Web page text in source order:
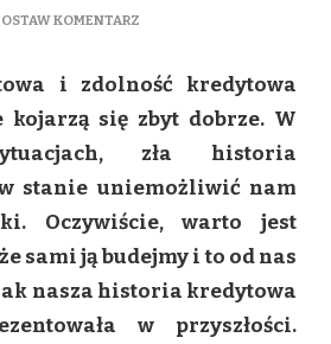
KOMENTARZDO
WZIĄĆ
POŻYCZKĘ,
JEŚLI
MAMY
HISTORIĘ
KREDYTOWĄ?
i zdolność kredytowa
się zbyt dobrze. W
zła historia
stanie uniemożliwić nam
Oczywiście, warto jest
sami ją budejmy i to od nas
nasza historia kredytowa
w przyszłości.